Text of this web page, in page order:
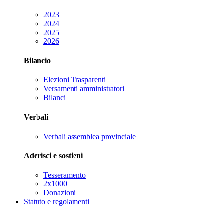
2023
2024
2025
2026
Bilancio
Elezioni Trasparenti
Versamenti amministratori
Bilanci
Verbali
Verbali assemblea provinciale
Aderisci e sostieni
Tesseramento
2x1000
Donazioni
Statuto e regolamenti